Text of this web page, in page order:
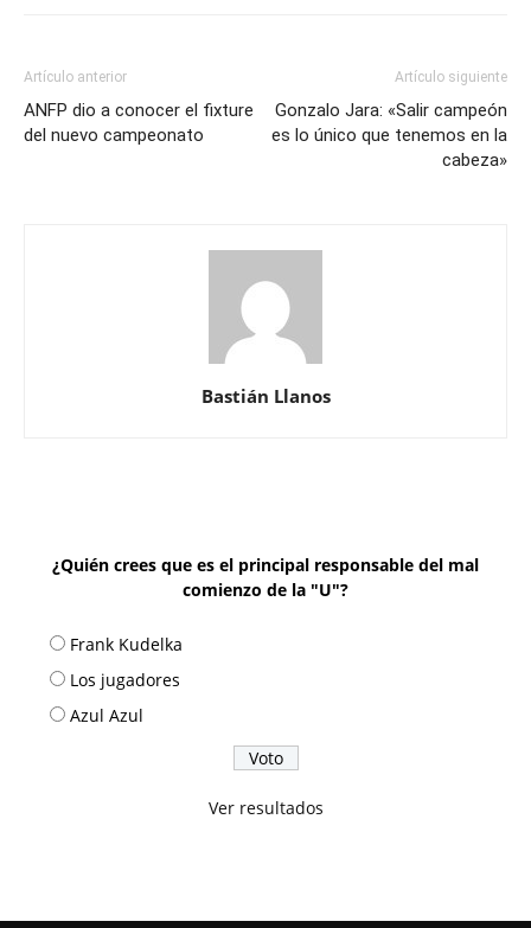
Artículo anterior
ANFP dio a conocer el fixture
del nuevo campeonato
Artículo siguiente
Gonzalo Jara: «Salir campeón
es lo único que tenemos en la
cabeza»
Bastián Llanos
¿Quién crees que es el principal responsable del mal
comienzo de la "U"?
Frank Kudelka
Los jugadores
Azul Azul
Ver resultados